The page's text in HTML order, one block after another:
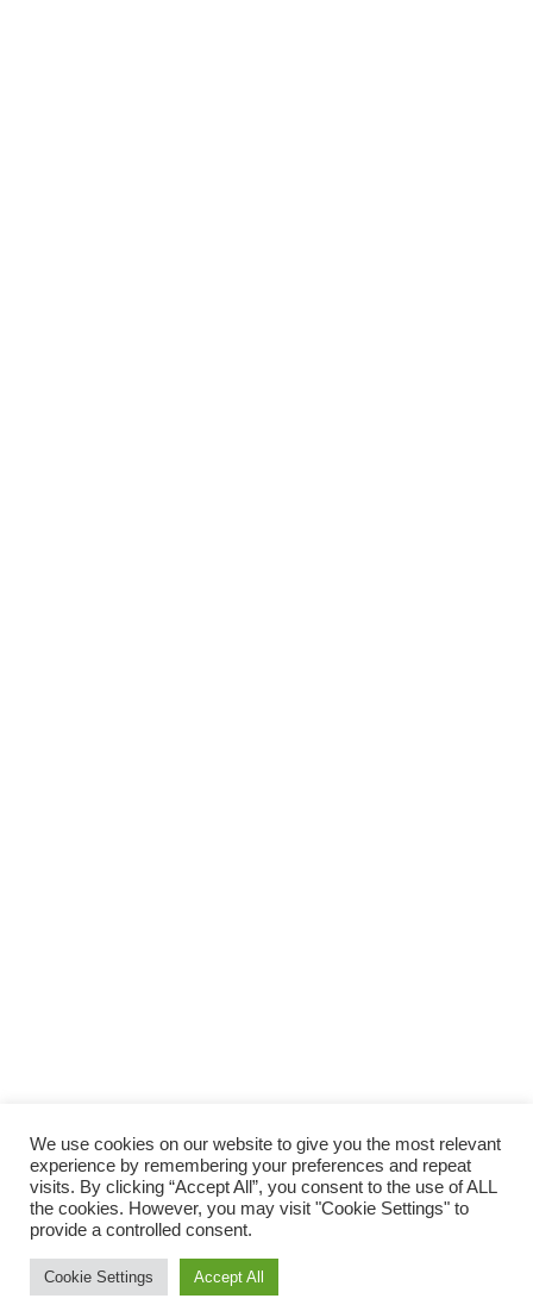
© 2014 Vivirsanos.com
We use cookies on our website to give you the most relevant
experience by remembering your preferences and repeat
visits. By clicking “Accept All”, you consent to the use of ALL
the cookies. However, you may visit "Cookie Settings" to
provide a controlled consent.
Cookie Settings Accept All